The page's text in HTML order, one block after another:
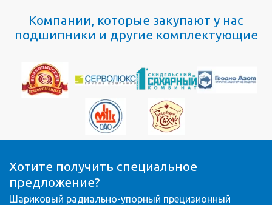
Компании, которые закупают у нас
подшипники и другие комплектующие
Хотите получить специальное
предложение?
Шариковый радиально-упорный прецизионный